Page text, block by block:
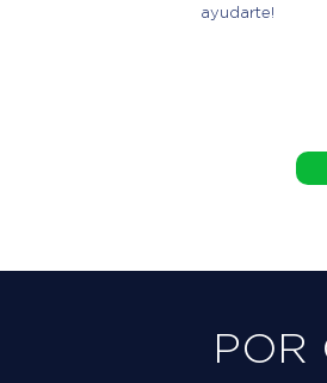
ayudarte!
POR